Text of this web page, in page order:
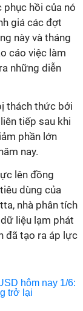
phục hồi của nó
giá các đợt
này và tháng
cáo việc làm
những diễn
thách thức bởi
tiếp sau khi
phần lớn
nay.
lên đồng
dùng của
nhà phân tích
liệu lạm phát
đã tạo ra áp lực